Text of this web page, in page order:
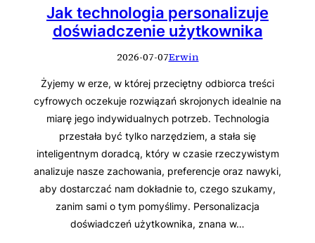
Jak technologia personalizuje
doświadczenie użytkownika
2026-07-07Erwin
Żyjemy w erze, w której przeciętny odbiorca treści
cyfrowych oczekuje rozwiązań skrojonych idealnie na
miarę jego indywidualnych potrzeb. Technologia
przestała być tylko narzędziem, a stała się
inteligentnym doradcą, który w czasie rzeczywistym
analizuje nasze zachowania, preferencje oraz nawyki,
aby dostarczać nam dokładnie to, czego szukamy,
zanim sami o tym pomyślimy. Personalizacja
doświadczeń użytkownika, znana w…